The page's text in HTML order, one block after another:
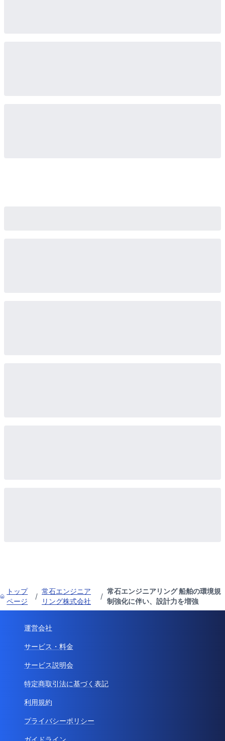
トップ
ページ
/
常石エンジニア
リング株式会社
/
常石エンジニアリング 船舶の環境規
制強化に伴い、設計力を増強
運営会社
サービス・料金
サービス説明会
特定商取引法に基づく表記
利用規約
プライバシーポリシー
ガイドライン